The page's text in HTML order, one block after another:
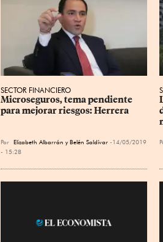
SECTOR FINANCIERO
Microseguros, tema pendiente
para mejorar riesgos: Herrera
Por Elizabeth Albarrán y Belén Saldívar
14/05/2019
- 15:28